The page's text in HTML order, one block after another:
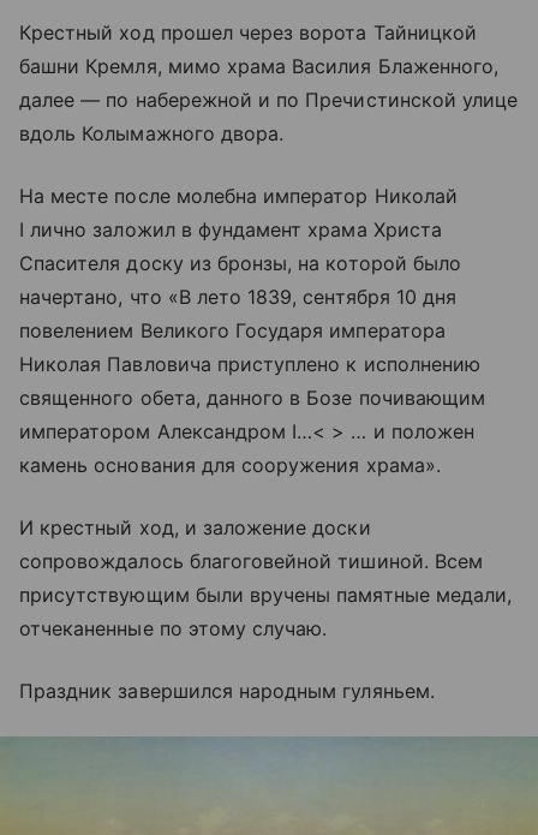
Крестный ход прошел через ворота Тайницкой
башни Кремля, мимо храма Василия Блаженного,
далее — по набережной и по Пречистинской улице
вдоль Колымажного двора.
На месте после молебна император Николай
I лично заложил в фундамент храма Христа
Спасителя доску из бронзы, на которой было
начертано, что «В лето 1839, сентября 10 дня
повелением Великого Государя императора
Николая Павловича приступлено к исполнению
священного обета, данного в Бозе почивающим
императором Александром I…< > … и положен
камень основания для сооружения храма».
И крестный ход, и заложение доски
сопровождалось благоговейной тишиной. Всем
присутствующим были вручены памятные медали,
отчеканенные по этому случаю.
Праздник завершился народным гуляньем.